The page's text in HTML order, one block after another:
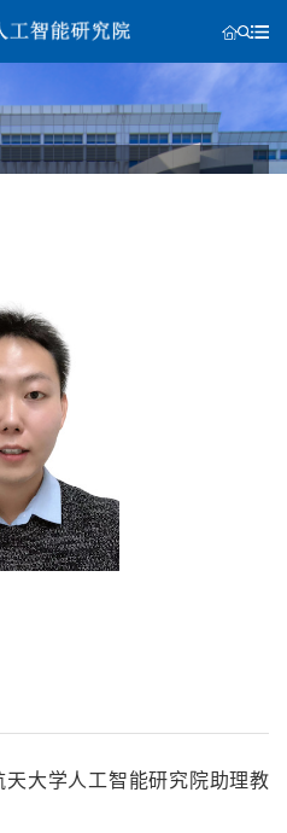
大学人工智能研究院助理教